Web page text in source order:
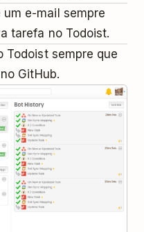
e-mail sempre
tarefa no Todoist.
Todoist sempre que
GitHub.